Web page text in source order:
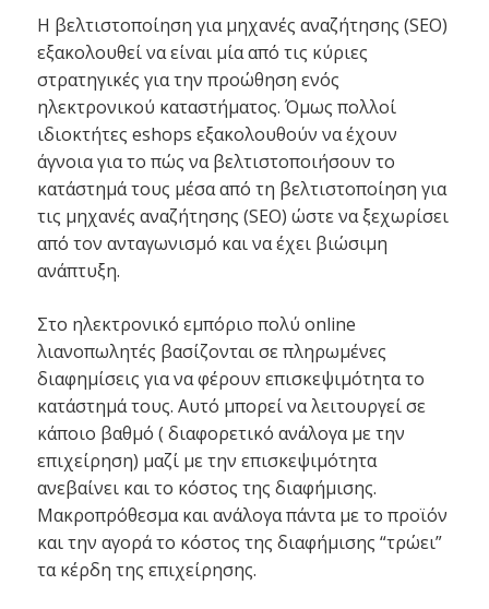
Η βελτιστοποίηση για μηχανές αναζήτησης (SEO)
εξακολουθεί να είναι μία από τις κύριες
στρατηγικές για την προώθηση ενός
ηλεκτρονικού καταστήματος. Όμως πολλοί
ιδιοκτήτες eshops εξακολουθούν να έχουν
άγνοια για το πώς να βελτιστοποιήσουν το
κατάστημά τους μέσα από τη βελτιστοποίηση για
τις μηχανές αναζήτησης (SEO) ώστε να ξεχωρίσει
από τον ανταγωνισμό και να έχει βιώσιμη
ανάπτυξη.
Στο ηλεκτρονικό εμπόριο πολύ online
λιανοπωλητές βασίζονται σε πληρωμένες
διαφημίσεις για να φέρουν επισκεψιμότητα το
κατάστημά τους. Αυτό μπορεί να λειτουργεί σε
κάποιο βαθμό ( διαφορετικό ανάλογα με την
επιχείρηση) μαζί με την επισκεψιμότητα
ανεβαίνει και το κόστος της διαφήμισης.
Μακροπρόθεσμα και ανάλογα πάντα με το προϊόν
και την αγορά το κόστος της διαφήμισης “τρώει”
τα κέρδη της επιχείρησης.